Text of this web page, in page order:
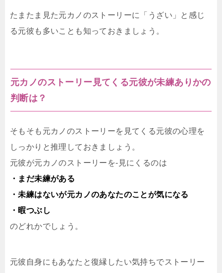
たまたま見た元カノのストーリーに「うざい」と感じ
る元彼も多いことも知っておきましょう。
元カノのストーリー見てくる元彼が未練ありかの
判断は？
そもそも元カノのストーリーを見てくる元彼の心理を
しっかりと推理しておきましょう。
元彼が元カノのストーリーを-見にくるのは
・まだ未練がある
・未練はないが元カノのあなたのことが気になる
・暇つぶし
のどれかでしょう。
元彼自身にもあなたと復縁したい気持ちでストーリー